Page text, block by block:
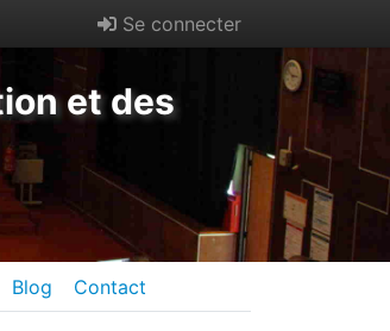
Se connecter
et des
Blog Contact